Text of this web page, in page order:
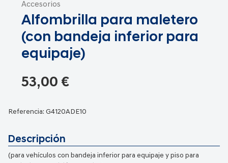
Accesorios
Alfombrilla para maletero
(con bandeja inferior para
equipaje)
53,00 €
Referencia: G4120ADE10
Descripción
(para vehículos con bandeja inferior para equipaje y piso para
comienzo
galería